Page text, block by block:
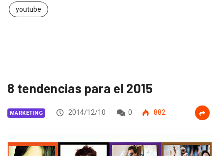
youtube
8 tendencias para el 2015
MARKETING 2014/12/10 0 882